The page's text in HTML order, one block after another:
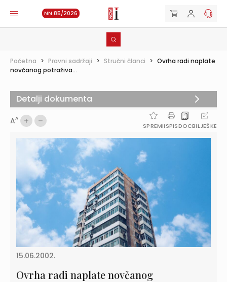
NN 85/2026
Početna > Pravni sadržaji > Stručni članci > Ovrha radi naplate
novčanog potraživa...
AA
SPREMIISPISDOCBILJEŠKE
15.06.2002.
Ovrha radi naplate novčanog
Detalji dokumenta